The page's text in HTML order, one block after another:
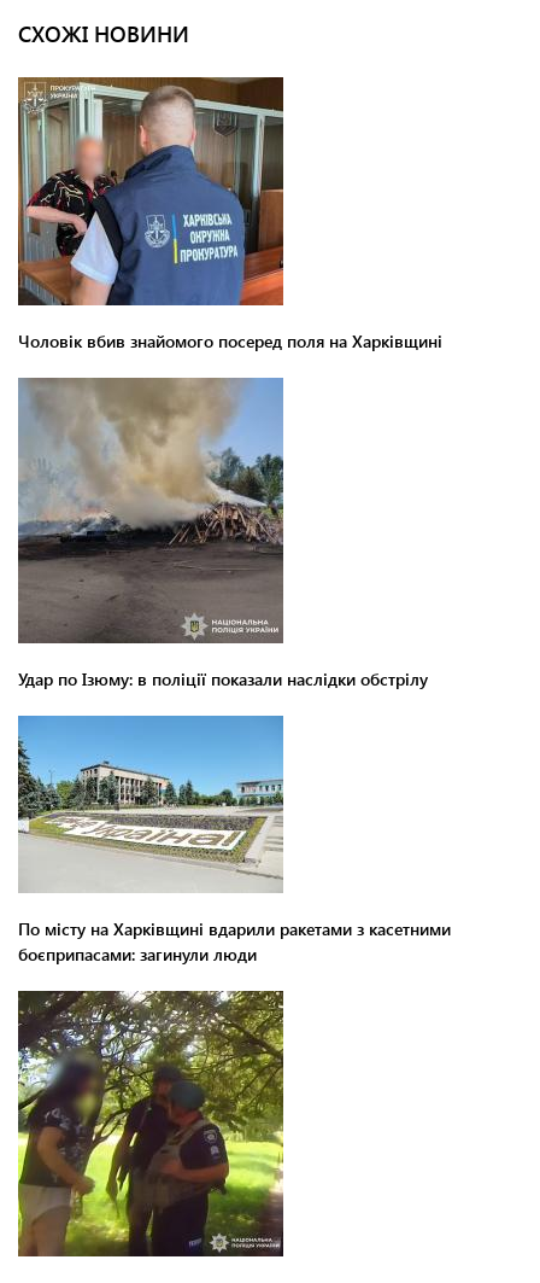
СХОЖІ НОВИНИ
Чоловік вбив знайомого посеред поля на Харківщині
Удар по Ізюму: в поліції показали наслідки обстрілу
По місту на Харківщині вдарили ракетами з касетними
боєприпасами: загинули люди